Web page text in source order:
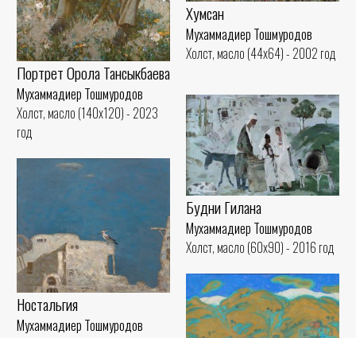
Портрет Орола Тансыкбаева
Мухаммадиер Тошмуродов
Холст, масло (140x120) - 2023
год
Хумсан
Мухаммадиер Тошмуродов
Холст, масло (44x64) - 2002 год
Будни Гилана
Мухаммадиер Тошмуродов
Холст, масло (60x90) - 2016 год
Ностальгия
Мухаммадиер Тошмуродов